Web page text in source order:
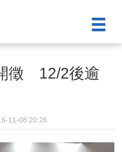
徵 12/2後逾
11-08 20:26